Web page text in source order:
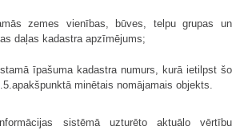
zemes vienības, būves, telpu grupas un
daļas kadastra apzīmējums;
īpašuma kadastra numurs, kurā ietilpst šo
minētais nomājamais objekts.
sistēmā uzturēto aktuālo vērtību